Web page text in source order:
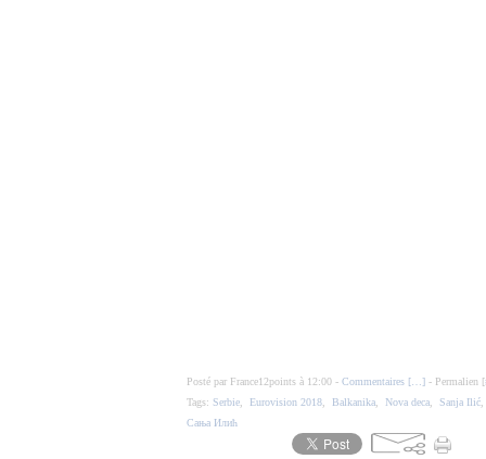
Posté par France12points à 12:00 - Commentaires [ ] - Permalien [
Tags: Serbie Eurovision 2018 Balkanika Nova deca Sanja Ilić
Сања Илић